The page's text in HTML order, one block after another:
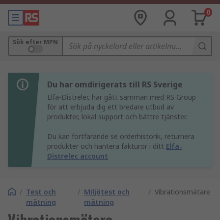
0
Sök efter MPN
Du har omdirigerats till RS Sverige
Elfa-Distrelec har gått samman med RS Group
för att erbjuda dig ett bredare utbud av
produkter, lokal support och bättre tjänster.
Du kan fortfarande se orderhistorik, returnera
produkter och hantera fakturor i ditt Elfa-
Distrelec account
/ Test och
mätning
/ Miljötest och
mätning
/ Vibrationsmätare